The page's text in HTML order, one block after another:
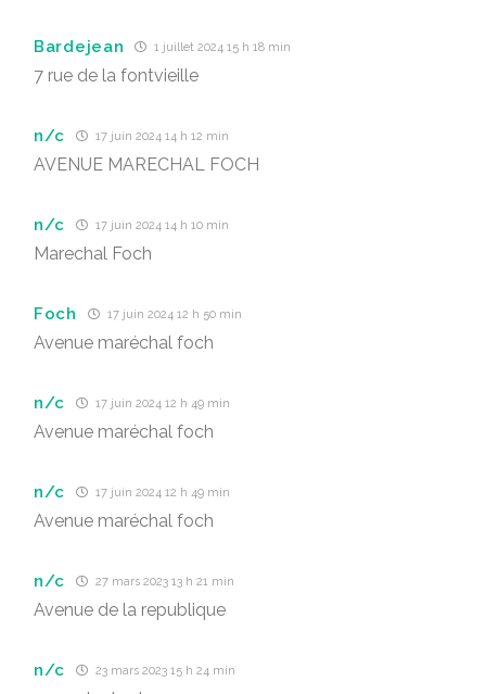
Bardejean 1 juillet 2024 15 h 18 min
7 rue de la fontvieille
n/c 17 juin 2024 14 h 12 min
AVENUE MARECHAL FOCH
n/c 17 juin 2024 14 h 10 min
Marechal Foch
Foch 17 juin 2024 12 h 50 min
Avenue maréchal foch
n/c 17 juin 2024 12 h 49 min
Avenue maréchal foch
n/c 17 juin 2024 12 h 49 min
Avenue maréchal foch
n/c 27 mars 2023 13 h 21 min
Avenue de la republique
n/c 23 mars 2023 15 h 24 min